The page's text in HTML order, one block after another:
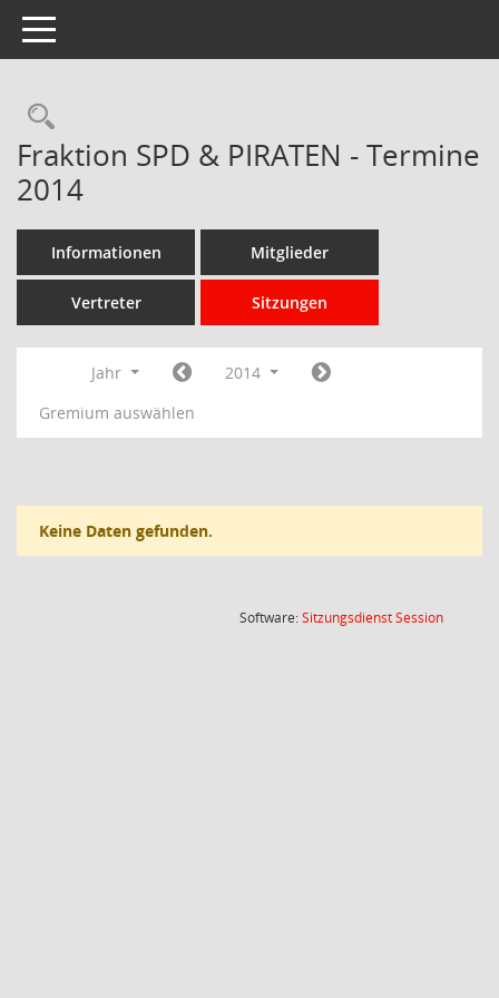
Toggle navigation
Rechercheauswahl
Fraktion SPD & PIRATEN - Termine
2014
Informationen Mitglieder
Vertreter Sitzungen
Jahr
2014
Gremium auswählen
Keine Daten gefunden.
Software:SitzungsdienstSession(Wird in